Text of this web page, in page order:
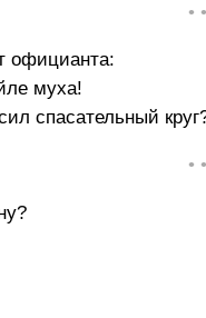
•
официанта:
муха!
спасательный
•